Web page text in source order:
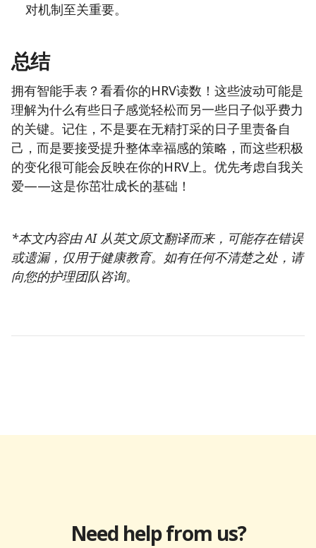
对机制至关重要。
总结
拥有智能手表？看看你的HRV读数！这些波动可能是
理解为什么有些日子感觉轻松而另一些日子似乎费力
的关键。记住，不是要在无精打采的日子里责备自
己，而是要接受提升整体幸福感的策略，而这些积极
的变化很可能会反映在你的HRV上。优先考虑自我关
爱——这是你茁壮成长的基础！
*本文内容由 AI 从英文原文翻译而来，可能存在错误
或遗漏，仅用于健康教育。如有任何不清楚之处，请
向您的护理团队咨询。
Need help from us?